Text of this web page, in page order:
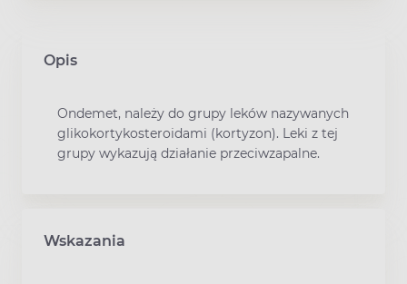
Opis
Ondemet, należy do grupy leków nazywanych
glikokortykosteroidami (kortyzon). Leki z tej
grupy wykazują działanie przeciwzapalne.
Wskazania